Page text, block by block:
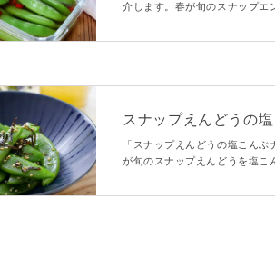
介します。春が旬のスナップエ
くださいね。
スナップえんどうの
「スナップえんどうの塩こん
が旬のスナップえんどうを塩こ
としてもおすすめですよ。